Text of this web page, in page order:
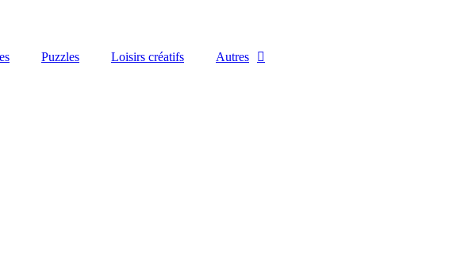
Puzzles Loisirs créatifs Autres